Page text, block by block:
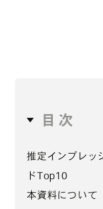
目次
推定インプレッ
ドTop10
本資料について